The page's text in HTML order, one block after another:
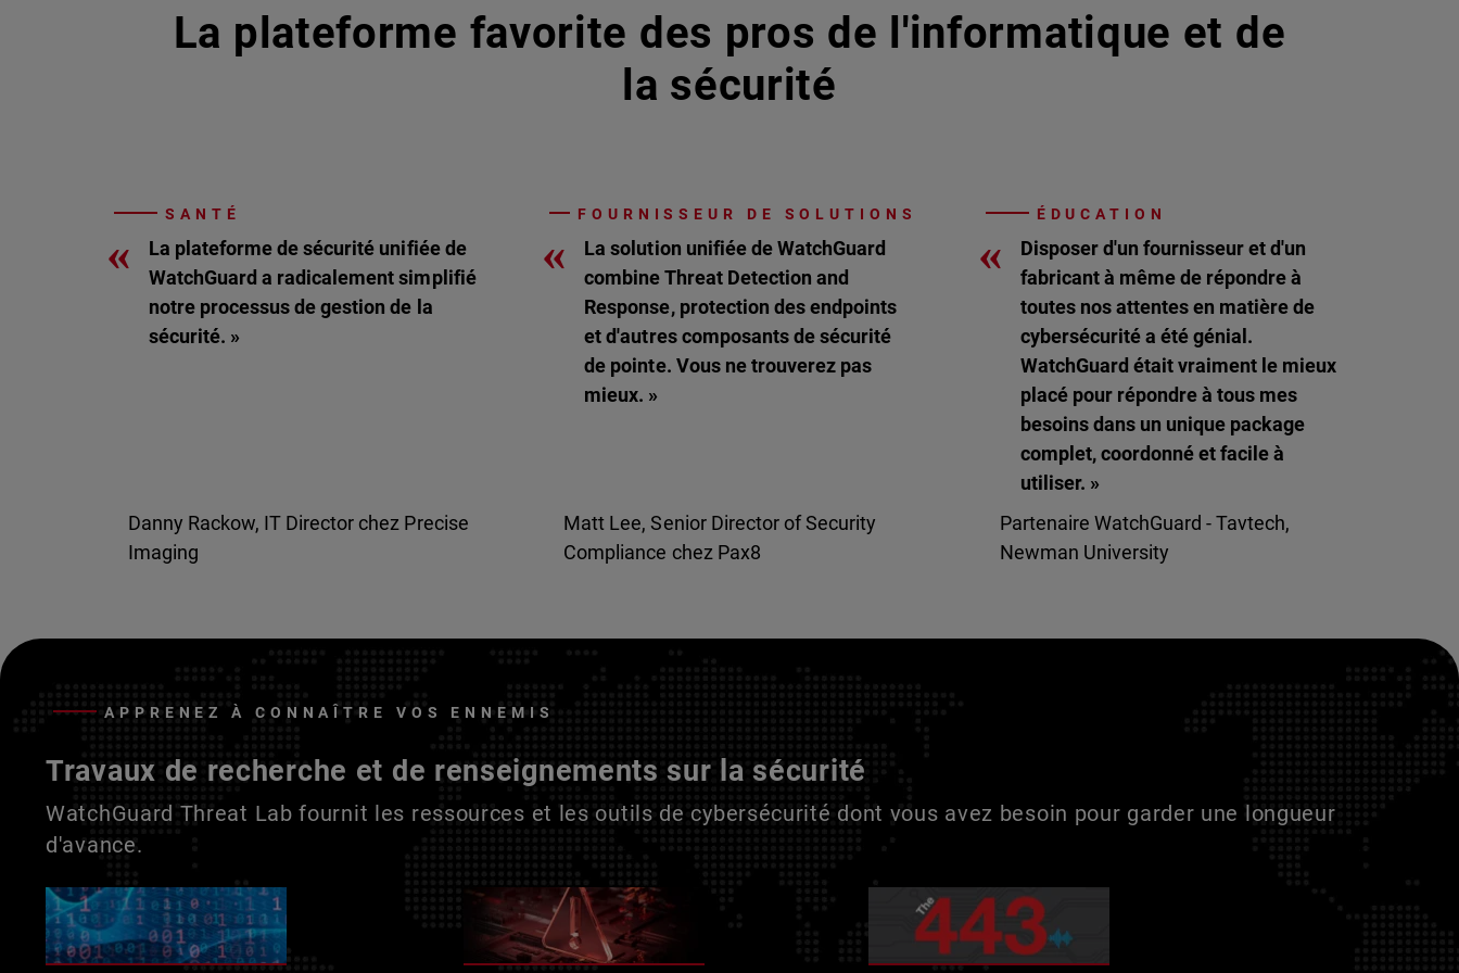
La plateforme favorite des pros de l'informatique et de
la sécurité
SANTÉ
«
La plateforme de sécurité unifiée de
WatchGuard a radicalement simplifié
notre processus de gestion de la
sécurité. »
Danny Rackow, IT Director chez Precise
Imaging
FOURNISSEUR DE SOLUTIONS
«
La solution unifiée de WatchGuard
combine Threat Detection and
Response, protection des endpoints
et d'autres composants de sécurité
de pointe. Vous ne trouverez pas
mieux. »
Matt Lee, Senior Director of Security
Compliance chez Pax8
ÉDUCATION
«
Disposer d'un fournisseur et d'un
fabricant à même de répondre à
toutes nos attentes en matière de
cybersécurité a été génial.
WatchGuard était vraiment le mieux
placé pour répondre à tous mes
besoins dans un unique package
complet, coordonné et facile à
utiliser. »
Partenaire WatchGuard - Tavtech,
Newman University
APPRENEZ À CONNAÎTRE VOS ENNEMIS
Travaux de recherche et de renseignements sur la sécurité
WatchGuard Threat Lab fournit les ressources et les outils de cybersécurité dont vous avez besoin pour garder une longueur
d'avance.